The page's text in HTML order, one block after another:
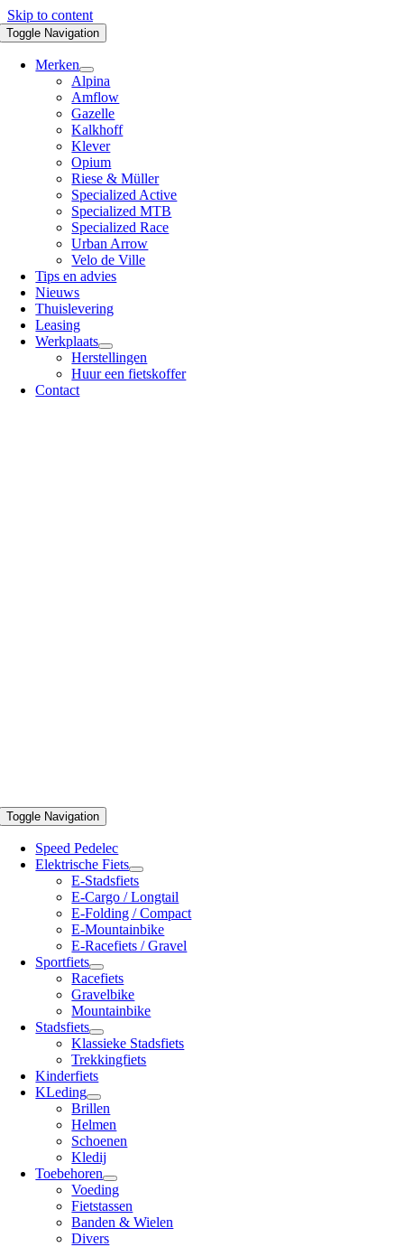
Skip to content
Toggle Navigation
Merken
Alpina
Amflow
Gazelle
Kalkhoff
Klever
Opium
Riese & Müller
Specialized Active
Specialized MTB
Specialized Race
Urban Arrow
Velo de Ville
Tips en advies
Nieuws
Thuislevering
Leasing
Werkplaats
Herstellingen
Huur een fietskoffer
Contact
Toggle Navigation
Speed Pedelec
Elektrische Fiets
E-Stadsfiets
E-Cargo / Longtail
E-Folding / Compact
E-Mountainbike
E-Racefiets / Gravel
Sportfiets
Racefiets
Gravelbike
Mountainbike
Stadsfiets
Klassieke Stadsfiets
Trekkingfiets
Kinderfiets
KLeding
Brillen
Helmen
Schoenen
Kledij
Toebehoren
Voeding
Fietstassen
Banden & Wielen
Divers